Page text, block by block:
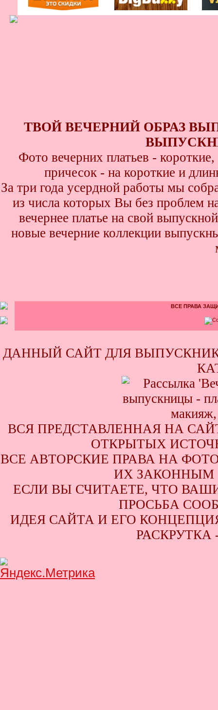
ТВОЙ ВЕЧЕРНИЙ ОБРАЗ
Фото вечерних платьев -
причесок - на короткие и
За три года усердной работы мы
из числа которых Вы без проблем
вечернее платье на свой
новые вечерние коллекции
ВСЕ ПРАВА
ДАННЫЙ САЙТ ДЛЯ
ВСЯ ПРЕДСТАВЛЕННАЯ НА
ОТКРЫТЫХ
ВСЕ АВТОРСКИЕ ПРАВА НА
ИХ ЗАКОННЫМ
ЕСЛИ ВЫ СЧИТАЕТЕ, ЧТО
ПРОСЬБА
ИДЕЯ САЙТА И ЕГО КОНЦЕПЦИЯ
РАСКРУТКА -